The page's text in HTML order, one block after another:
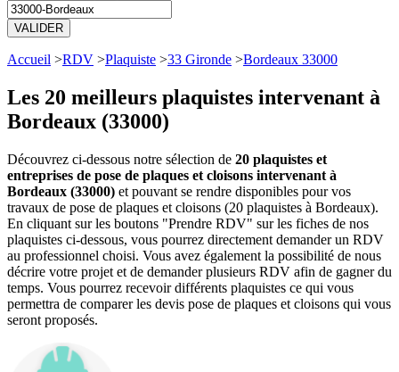
VALIDER
Accueil >RDV >Plaquiste >33 Gironde >Bordeaux 33000
Les 20 meilleurs plaquistes intervenant à
Bordeaux (33000)
Découvrez ci-dessous notre sélection de 20 plaquistes et
entreprises de pose de plaques et cloisons intervenant à
Bordeaux (33000) et pouvant se rendre disponibles pour vos
travaux de pose de plaques et cloisons (20 plaquistes à Bordeaux).
En cliquant sur les boutons "Prendre RDV" sur les fiches de nos
plaquistes ci-dessous, vous pourrez directement demander un RDV
au professionnel choisi. Vous avez également la possibilité de nous
décrire votre projet et de demander plusieurs RDV afin de gagner du
temps. Vous pourrez recevoir différents plaquistes ce qui vous
permettra de comparer les devis pose de plaques et cloisons qui vous
seront proposés.